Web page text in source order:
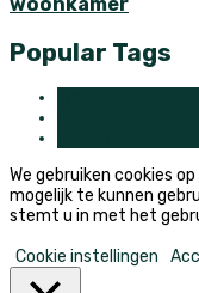
woonkamer
Popular Tags
We gebruiken cookies
mogelijk te kunnen
stemt u in met het
Cookie instellingen